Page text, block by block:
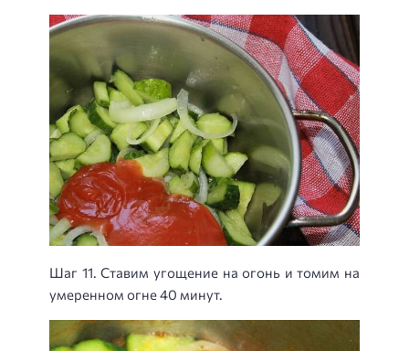
Шаг 11. Ставим угощение на огонь и томим на
умеренном огне 40 минут.